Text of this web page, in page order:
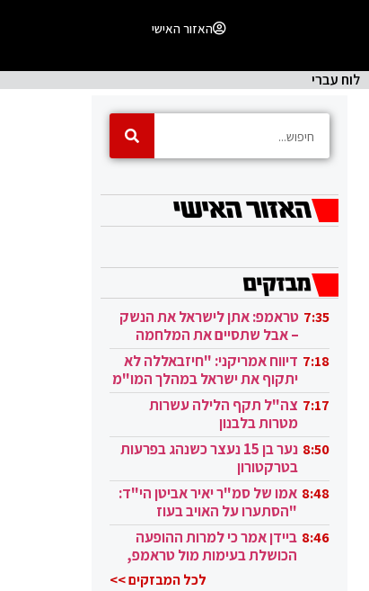
האזור האישי
לוח עברי
7:35 טראמפ: אתן לישראל את הנשק
– אבל שתסיים את המלחמה
בעזה 7:18 דיווח אמריקני: "חיזבאללה לא
יתקוף את ישראל במהלך המו"מ
בקטאר" 7:17 צה"ל תקף הלילה עשרות
מטרות בלבנון
8:50
נער בן 15 נעצר כשנהג בפרעות
בטרקטורון
8:48 אמו של סמ"ר יאיר אביטן הי"ד:
"הסתערו על האויב בעוז
ובגבורה" 8:46 ביידן אמר כי למרות ההופעה
הכושלת בעימות מול טראמפ,
לכל המבזקים >>